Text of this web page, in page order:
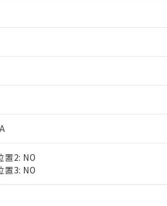
置2: NO
置3: NO
状況
済み：EU RoHS指令（10物質）の非含